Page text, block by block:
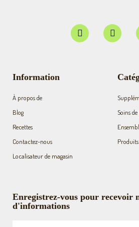
F
a
c
I
n
s
m
Information
À propos de
Blog
Recettes
Contactez-nous
Localisateur de magasin
Soins
Produits
Enregistrez-vous pour recevoir
d'informations